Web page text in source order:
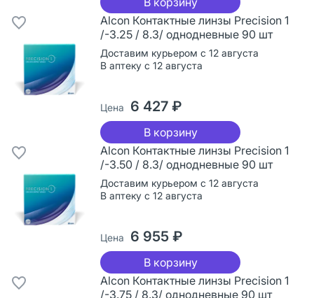
Alcon Контактные линзы Precision 1
/-3.25 / 8.3/ однодневные 90 шт
Доставим курьером с 12 августа
В аптеку с 12 августа
Цена 6 427 ₽
В корзину
Alcon Контактные линзы Precision 1
/-3.50 / 8.3/ однодневные 90 шт
Доставим курьером с 12 августа
В аптеку с 12 августа
Цена 6 955 ₽
В корзину
Alcon Контактные линзы Precision 1
/-3.75 / 8.3/ однодневные 90 шт